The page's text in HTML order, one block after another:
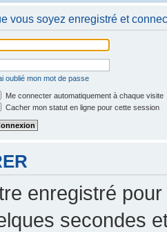
vous soyez enregistré et
oublié mon mot de passe
Me connecter automatiquement à chaque visite
Cacher mon statut en ligne pour cette session
enregistré
secondes